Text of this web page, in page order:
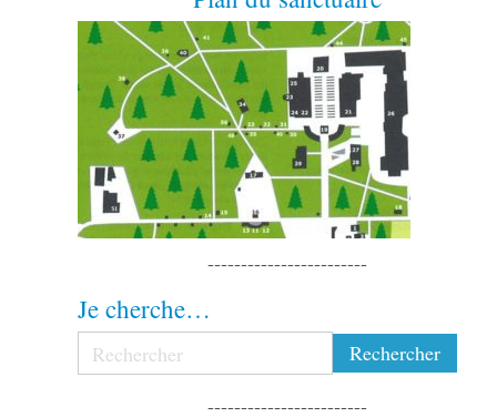
------------------------
Je cherche…
------------------------